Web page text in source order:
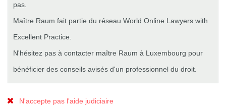
pas.
Maître Raum fait partie du réseau World Online Lawyers with
Excellent Practice.
N'hésitez pas à contacter maître Raum à Luxembourg pour
bénéficier des conseils avisés d'un professionnel du droit.
N'accepte pas l'aide judiciaire